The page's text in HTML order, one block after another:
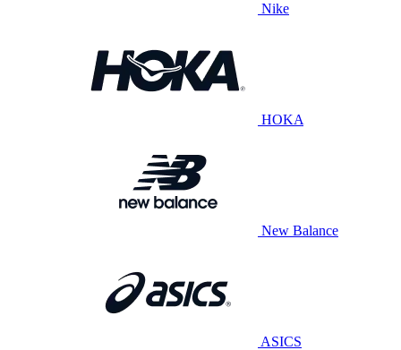
Nike
HOKA
New Balance
ASICS